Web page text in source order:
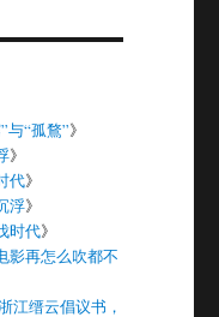
与“孤鶩”》
》
代》
浮》
时代》
影再怎么吹都不
江缙云倡议书，